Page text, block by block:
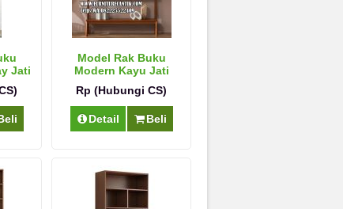
Jati
Model Rak Buku
Modern Kayu Jati
Rp (Hubungi CS)
Detail Beli